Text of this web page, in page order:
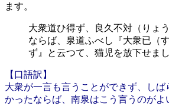
ます。
大衆道ひ得ず、良久不対（りょ
ならば、泉道ふべし『大衆已（
ず』と云つて、猫児を放下せまし
【口語訳】
大衆が一言も言うことができず、し
かったならば、南泉はこう言うのが